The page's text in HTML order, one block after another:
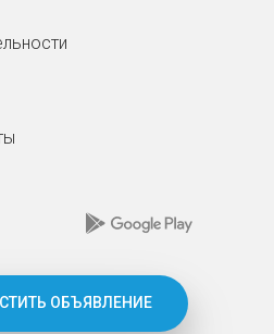
ОБЪЯВЛЕНИЕ